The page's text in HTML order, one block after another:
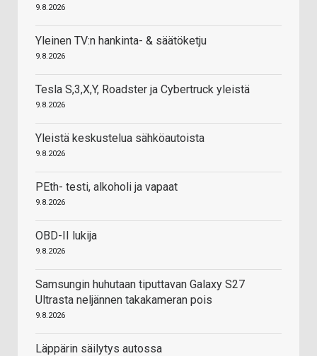
9.8.2026
Yleinen TV:n hankinta- & säätöketju
9.8.2026
Tesla S,3,X,Y, Roadster ja Cybertruck yleistä
9.8.2026
Yleistä keskustelua sähköautoista
9.8.2026
PEth- testi, alkoholi ja vapaat
9.8.2026
OBD-II lukija
9.8.2026
Samsungin huhutaan tiputtavan Galaxy S27
Ultrasta neljännen takakameran pois
9.8.2026
Läppärin säilytys autossa